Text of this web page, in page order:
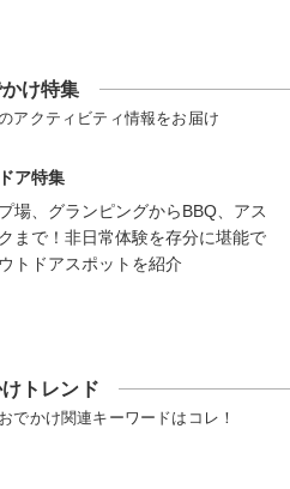
け特集
アクティビティ情報をお届け
ア特集
場、グランピングからBBQ、アス
まで！非日常体験を存分に堪能で
トドアスポットを紹介
トレンド
でかけ関連キーワードはコレ！